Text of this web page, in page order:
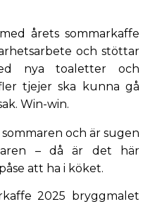
årets sommarkaffe
och stöttar
nya toaletter och
tjejer ska kunna gå
Win-win.
och är sugen
– då är det här
att ha i köket.
2025 bryggmalet